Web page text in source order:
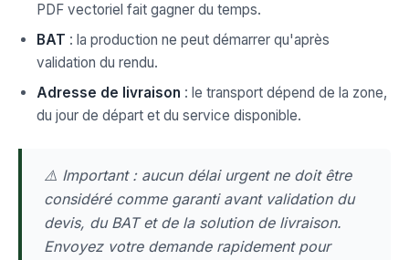
PDF vectoriel fait gagner du temps.
BAT : la production ne peut démarrer qu'après
validation du rendu.
Adresse de livraison : le transport dépend de la zone,
du jour de départ et du service disponible.
⚠️ Important : aucun délai urgent ne doit être
considéré comme garanti avant validation du
devis, du BAT et de la solution de livraison.
Envoyez votre demande rapidement pour